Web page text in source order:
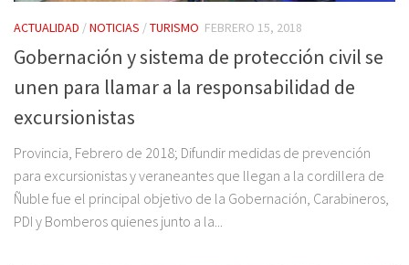
ACTUALIDAD /NOTICIAS /TURISMO FEBRERO 15, 2018
Gobernación y sistema de protección civil se
unen para llamar a la responsabilidad de
excursionistas
Provincia, Febrero de 2018; Difundir medidas de prevención
para excursionistas y veraneantes que llegan a la cordillera de
Ñuble fue el principal objetivo de la Gobernación, Carabineros,
PDI y Bomberos quienes junto a la...